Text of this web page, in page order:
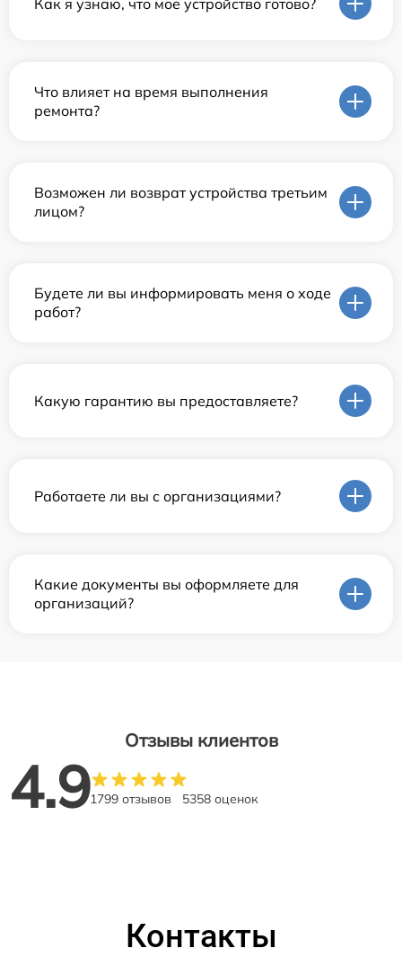
Что влияет на время выполнения
ремонта?
Возможен ли возврат устройства третьим
лицом?
Будете ли вы информировать меня о ходе
работ?
Какую гарантию вы предоставляете?
Работаете ли вы с организациями?
Какие документы вы оформляете для
организаций?
Отзывы клиентов
4.91799 отзывов 5358 оценок
Контакты